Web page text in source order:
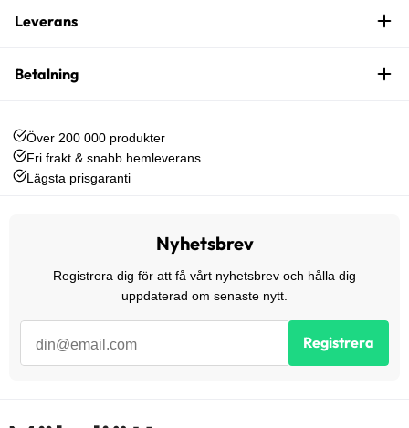
Leverans
Betalning
Över 200 000 produkter
Fri frakt & snabb hemleverans
Lägsta prisgaranti
Nyhetsbrev
Registrera dig för att få vårt nyhetsbrev och hålla dig
uppdaterad om senaste nytt.
Registrera